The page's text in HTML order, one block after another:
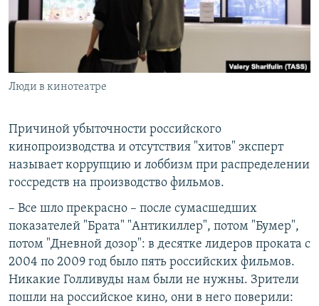
Люди в кинотеатре
Причиной убыточности российского
кинопроизводства и отсутствия "хитов" эксперт
называет коррупцию и лоббизм при распределении
госсредств на производство фильмов.
– Все шло прекрасно – после сумасшедших
показателей "Брата" "Антикиллер", потом "Бумер",
потом "Дневной дозор": в десятке лидеров проката с
2004 по 2009 год было пять российских фильмов.
Никакие Голливуды нам были не нужны. Зрители
пошли на российское кино, они в него поверили: